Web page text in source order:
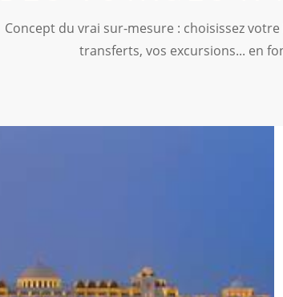
Concept du vrai sur-mesure : choisissez
transferts, vos excursions... en